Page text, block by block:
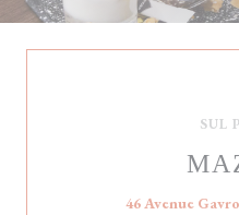
SUL
46 Avenue